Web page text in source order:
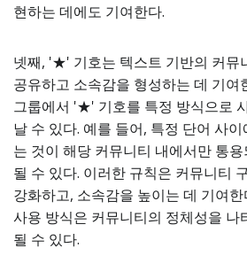
현하는 데에도 기여한다.
넷째, '★' 기호는 텍스트 기반의 커뮤
공유하고 소속감을 형성하는 데 기여
그룹에서 '★' 기호를 특정 방식으로
날 수 있다. 예를 들어, 특정 단어 사
는 것이 해당 커뮤니티 내에서만 통
될 수 있다. 이러한 규칙은 커뮤니티
강화하고, 소속감을 높이는 데 기여
사용 방식은 커뮤니티의 정체성을 나
될 수 있다.